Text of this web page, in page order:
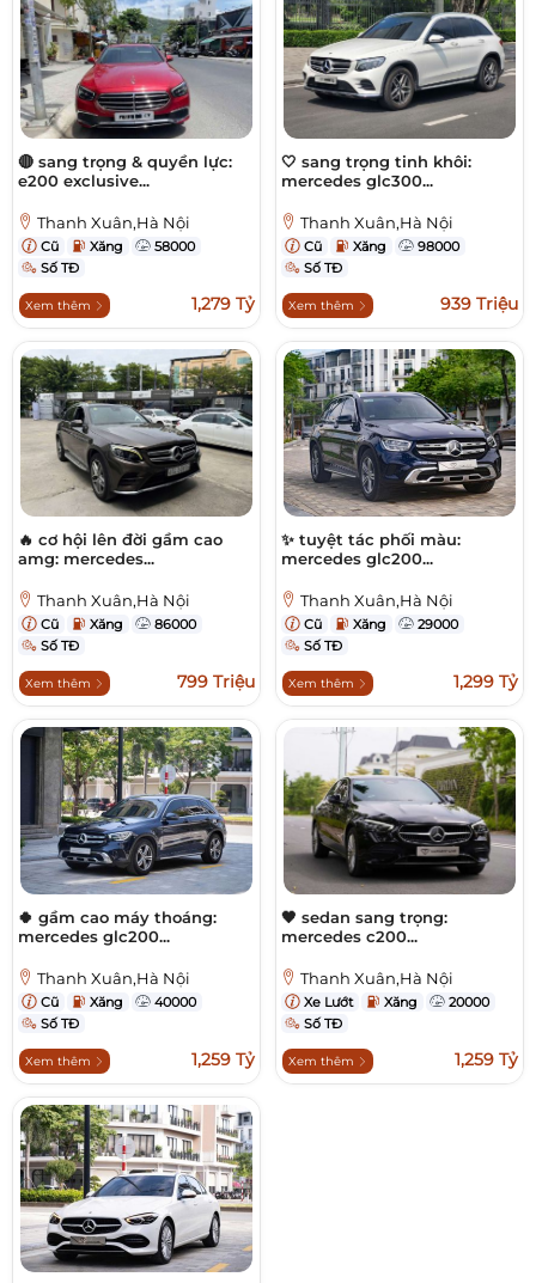
🔴 sang trọng & quyền lực:
e200 exclusive...
Thanh Xuân,Hà Nội
Cũ Xăng
58000
Số TĐ
Xem thêm 1,279 Tỷ
🤍 sang trọng tinh khôi:
mercedes glc300...
Thanh Xuân,Hà Nội
Cũ Xăng
98000
Số TĐ
Xem thêm 939 Triệu
🔥 cơ hội lên đời gầm cao
amg: mercedes...
Thanh Xuân,Hà Nội
Cũ Xăng
86000
Số TĐ
Xem thêm 799 Triệu
✨ tuyệt tác phối màu:
mercedes glc200...
Thanh Xuân,Hà Nội
Cũ Xăng
29000
Số TĐ
Xem thêm 1,299 Tỷ
🍀 gầm cao máy thoáng:
mercedes glc200...
Thanh Xuân,Hà Nội
Cũ Xăng
40000
Số TĐ
Xem thêm 1,259 Tỷ
🖤 sedan sang trọng:
mercedes c200...
Thanh Xuân,Hà Nội
Xe Lướt Xăng
20000
Số TĐ
Xem thêm 1,259 Tỷ